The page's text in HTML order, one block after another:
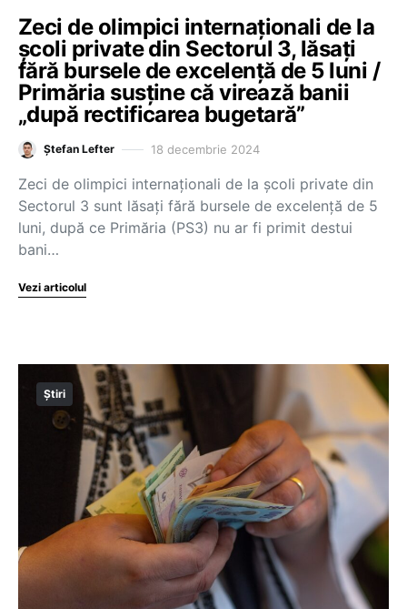
Zeci de olimpici internaționali de la
școli private din Sectorul 3, lăsați
fără bursele de excelență de 5 luni /
Primăria susține că virează banii
„după rectificarea bugetară”
Ștefan Lefter 18 decembrie 2024
Zeci de olimpici internaționali de la școli private din
Sectorul 3 sunt lăsați fără bursele de excelență de 5
luni, după ce Primăria (PS3) nu ar fi primit destui
bani…
Vezi articolul
Știri